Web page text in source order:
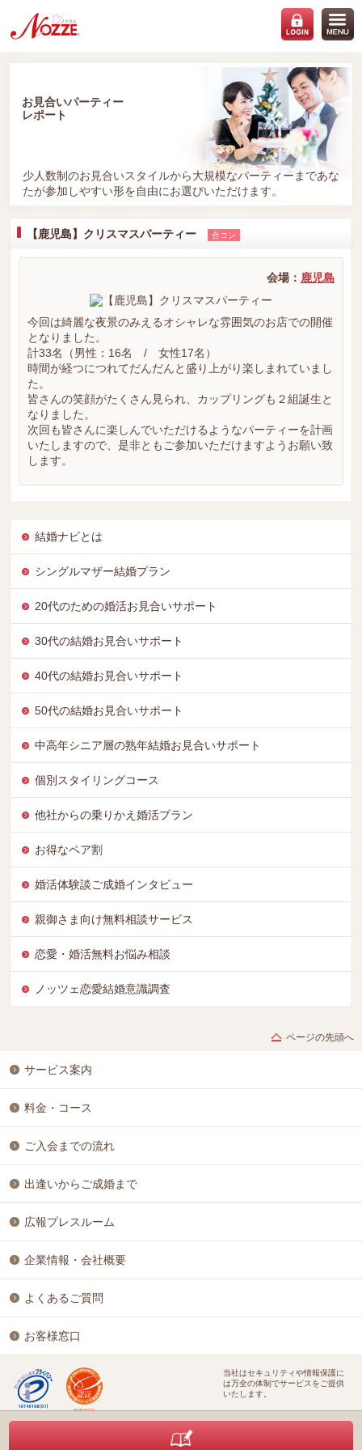
お見合いパーティー
レポート
少人数制のお見合いスタイルから大規模なパーティーまであな
たが参加しやすい形を自由にお選びいただけます。
【鹿児島】クリスマスパーティー 合コン
会場： 鹿児島
今回は綺麗な夜景のみえるオシャレな雰囲気のお店での開催
となりました。
計33名（男性：16名 / 女性17名）
時間が経つにつれてだんだんと盛り上がり楽しまれていまし
た。
皆さんの笑顔がたくさん見られ、カップリングも２組誕生と
なりました。
次回も皆さんに楽しんでいただけるようなパーティーを計画
いたしますので、是非ともご参加いただけますようお願い致
します。
結婚ナビとは
シングルマザー結婚プラン
20代のための婚活お見合いサポート
30代の結婚お見合いサポート
40代の結婚お見合いサポート
50代の結婚お見合いサポート
中高年シニア層の熟年結婚お見合いサポート
個別スタイリングコース
他社からの乗りかえ婚活プラン
お得なペア割
婚活体験談ご成婚インタビュー
親御さま向け無料相談サービス
恋愛・婚活無料お悩み相談
ノッツェ恋愛結婚意識調査
ページの先頭へ
サービス案内
料金・コース
ご入会までの流れ
出逢いからご成婚まで
広報プレスルーム
企業情報・会社概要
よくあるご質問
お客様窓口
当社はセキュリティや情報保護に
は万全の体制でサービスをご提供
いたします。
個人情報保護方針